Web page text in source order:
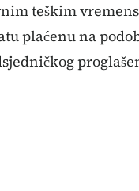
teškim
plaćenu na